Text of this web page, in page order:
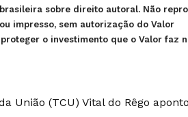
sobre direito autoral. Não
impresso, sem autorização do Valor
o investimento que o Valor faz
União (TCU) Vital do Rêgo